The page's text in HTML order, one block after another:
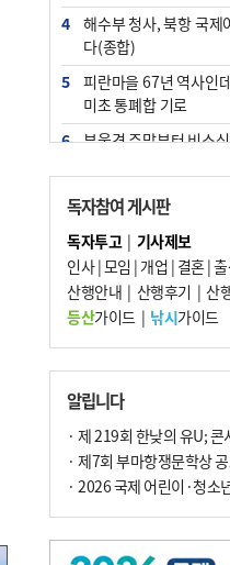
4
해수부 청사, 북항 국제
다(종합)
5
피란마을 67년 역사인
미초 통폐합 기로
6
부울경 주말부터 비소
7
“낙동강권 삼락·을숙도
부산 관광 키우자”
8
오늘의 날씨- 2026년 8
9
외국인 선원 ‘인신매매
우려가 현실로
10 [사설] 해수부 신청사
수도 도약의 전환점
독자참여 게시판
독자투고| 기사제보
인사|모임 | 개업 | 결혼|
산행안내 | 산행후기 | 산
등산가이드| 낚시가이드
알립니다
· 제 219회 한낮의 유U; 콘
· 제7회 부마항쟁문학상
· 2026 국제 어린이·청소